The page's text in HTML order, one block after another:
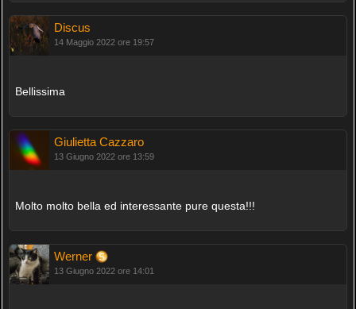
Discus
14 Maggio 2022 ore 19:57
Bellissima
Giulietta Cazzaro
13 Giugno 2022 ore 13:59
Molto molto bella ed interessante pure questa!!!
Werner
13 Giugno 2022 ore 14:01